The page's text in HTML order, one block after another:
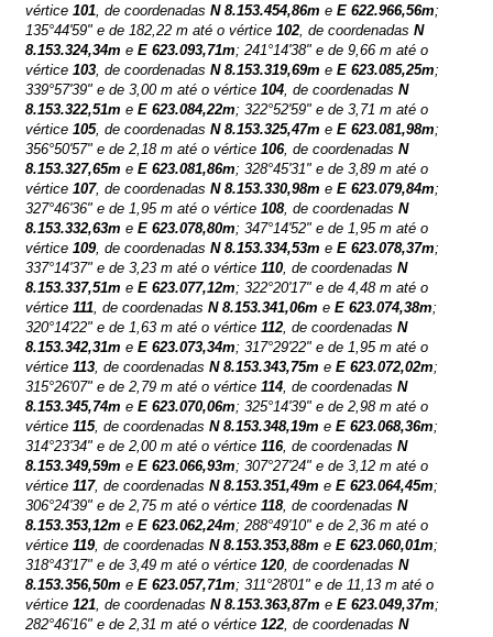
vértice 101 , de coordenadas N 8.153.454,86m e E 622.966,56m;
135°44'59" e de 182,22 m até o vértice 102 , de coordenadas N
8.153.324,34m e E 623.093,71m; 241°14'38" e de 9,66 m até o
vértice 103 , de coordenadas N 8.153.319,69m e E 623.085,25m;
339°57'39" e de 3,00 m até o vértice 104 , de coordenadas N
8.153.322,51m e E 623.084,22m; 322°52'59" e de 3,71 m até o
vértice 105, de coordenadas N 8.153.325,47m e E 623.081,98m;
356°50'57" e de 2,18 m até o vértice 106, de coordenadas N
8.153.327,65m e E 623.081,86m; 328°45'31" e de 3,89 m até o
vértice 107, de coordenadas N 8.153.330,98m e E 623.079,84m;
327°46'36" e de 1,95 m até o vértice 108, de coordenadas N
8.153.332,63m e E 623.078,80m; 347°14'52" e de 1,95 m até o
vértice 109, de coordenadas N 8.153.334,53m e E 623.078,37m;
337°14'37" e de 3,23 m até o vértice 110 , de coordenadas N
8.153.337,51m e E 623.077,12m; 322°20'17" e de 4,48 m até o
vértice 111 , de coordenadas N 8.153.341,06m e E 623.074,38m;
320°14'22" e de 1,63 m até o vértice 112 , de coordenadas N
8.153.342,31m e E 623.073,34m; 317°29'22" e de 1,95 m até o
vértice 113 , de coordenadas N 8.153.343,75m e E 623.072,02m;
315°26'07" e de 2,79 m até o vértice 114 , de coordenadas N
8.153.345,74m e E 623.070,06m; 325°14'39" e de 2,98 m até o
vértice 115, de coordenadas N 8.153.348,19m e E 623.068,36m;
314°23'34" e de 2,00 m até o vértice 116, de coordenadas N
8.153.349,59m e E 623.066,93m; 307°27'24" e de 3,12 m até o
vértice 117, de coordenadas N 8.153.351,49m e E 623.064,45m;
306°24'39" e de 2,75 m até o vértice 118, de coordenadas N
8.153.353,12m e E 623.062,24m; 288°49'10" e de 2,36 m até o
vértice 119, de coordenadas N 8.153.353,88m e E 623.060,01m;
318°43'17" e de 3,49 m até o vértice 120 , de coordenadas N
8.153.356,50m e E 623.057,71m; 311°28'01" e de 11,13 m até o
vértice 121 , de coordenadas N 8.153.363,87m e E 623.049,37m;
282°46'16" e de 2,31 m até o vértice 122 , de coordenadas N